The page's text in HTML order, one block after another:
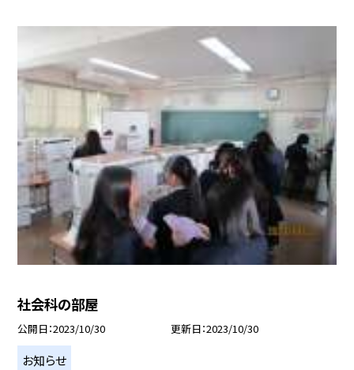
社会科の部屋
公開日 2023/10/30 更新日 2023/10/30
お知らせ